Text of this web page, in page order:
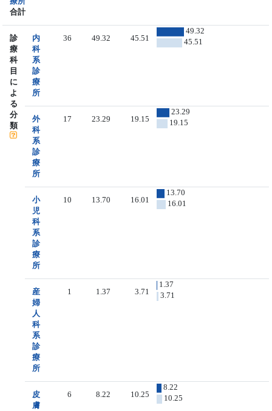
合計
診
療
科
目
に
よ
る
分
類
内
科
系
診
療
所
36 49.32 45.51
49.32
45.51
外
科
系
診
療
所
17 23.29 19.15
23.29
19.15
小
児
科
系
診
療
所
10 13.70 16.01
13.70
16.01
産
婦
人
科
系
診
療
所
1 1.37 3.71
1.37
3.71
皮
膚
6 8.22 10.25
8.22
10.25